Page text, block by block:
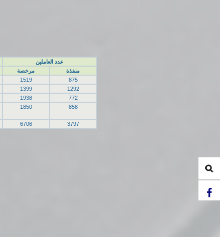
عدد العاملين
منفذة
مرخصة
875
1519
1292
1399
772
1938
858
1850
3797
6706